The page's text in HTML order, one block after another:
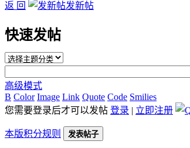
返 回
发新帖
快速发帖
高级模式
B Color Image Link Quote Code Smilies
您需要登录后才可以发帖 登录 | 立即注册
本版积分规则 发表帖子